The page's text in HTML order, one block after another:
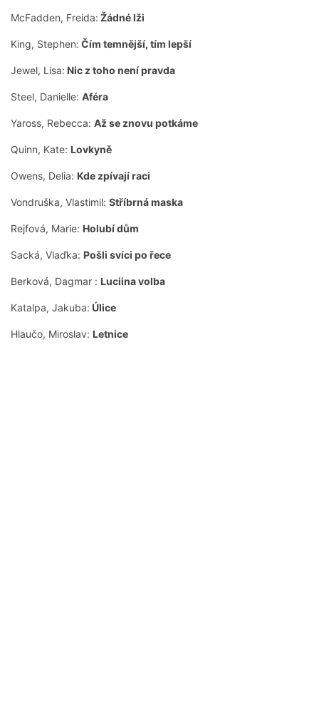
McFadden, Freida: Žádné lži
King, Stephen: Čím temnější, tím lepší
Jewel, Lisa: Nic z toho není pravda
Steel, Danielle: Aféra
Yaross, Rebecca: Až se znovu potkáme
Quinn, Kate: Lovkyně
Owens, Delia: Kde zpívají raci
Vondruška, Vlastimil: Stříbrná maska
Rejfová, Marie: Holubí dům
Sacká, Vlaďka: Pošli svíci po řece
Berková, Dagmar : Luciina volba
Katalpa, Jakuba: Úlice
Hlaučo, Miroslav: Letnice